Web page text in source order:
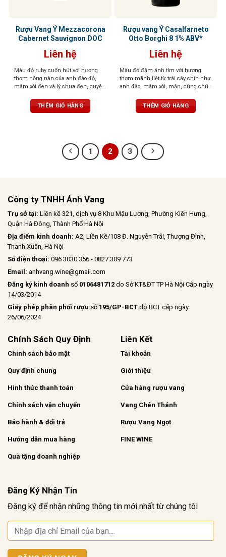
Rượu Vang Ý Mezzacorona
Cabernet Sauvignon DOC
Liên hệ
Màu đỏ ruby cuốn hút với hương
thơm nồng nàn của anh đào đỏ,
mâm xôi đen và lý chua đen, quyện
thuốc lá và tiêu đen. Cấu trúc tốt,
tannin mềm mại và axit cân bằng,
THÊM GIỎ HÀNG
Rượu vang Ý Casalfarneto
Otto Borghi 8 1% ABV*
Liên hệ
Màu đỏ đậm ánh tím với hương
thơm mãnh liệt từ trái cây chín như
anh đào, mâm xôi, mận, cùng chút
cân bằng, tannin mềm, dư vị dễ
THÊM GIỎ HÀNG
1 2 3
Công ty TNHH Ánh Vang
Trụ sở tại: Liền kề 321, dịch vụ 8 Khu Mậu Lương, Phường Kiến Hưng,
Quận Hà Đông, Thành Phố Hà Nội
Địa điểm kinh doanh: A2, Liền Kề/108 Đ. Nguyễn Trãi, Thượng Đình,
Thanh Xuân, Hà Nội
Số điện thoại: 096 3030 356 - 0827 309 773
Email: anhvang.wine@gmail.com
Đăng ký kinh doanh số 0106481712 do Sở KT&ĐT TP Hà Nội Cấp ngày
14/03/2014
Giấy phép phân phối rượu số 195/GP-BCT do BCT cấp ngày
26/06/2024
Chính Sách Quy Định
Chính sách bảo mật
Quy định chung
Hình thức thanh toán
Chính sách vận chuyển
Bảo hành & đổi trả
Hướng dẫn mua hàng
Quà tặng doanh nghiệp
Liên Kết
Tài khoản
Giới thiệu
Cửa hàng rượu vang
Vang Chén Thánh
Rượu Vang Ngọt
FINE WINE
Đăng Ký Nhận Tin
Đăng ký để nhận những thông tin mới nhất từ chúng tôi